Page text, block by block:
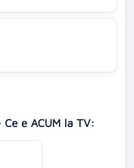
e ACUM la TV: